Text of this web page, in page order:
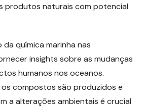
produtos naturais com potencial
química marinha nas
insights sobre as mudanças
humanos nos oceanos.
compostos são produzidos e
a alterações ambientais é crucial